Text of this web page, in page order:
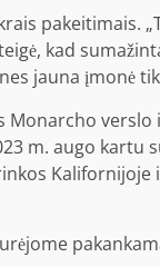
pakeitimais.
kad
jauna įmonė
Monarcho
m. augo kartu